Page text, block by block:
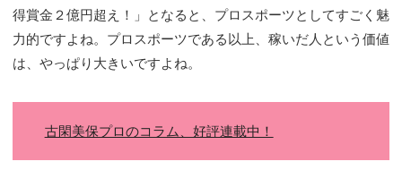
得賞金２億円超え！」となると、プロスポーツとしてすごく魅
力的ですよね。プロスポーツである以上、稼いだ人という価値
は、やっぱり大きいですよね。
古閑美保プロのコラム、好評連載中！